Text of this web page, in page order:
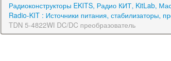
Радиоконструкторы EKITS, Радио КИТ, KitLab,
Radio-KIT : Источники питания, стабилизаторы,
TDN 5-4822WI DC/DC преобразователь